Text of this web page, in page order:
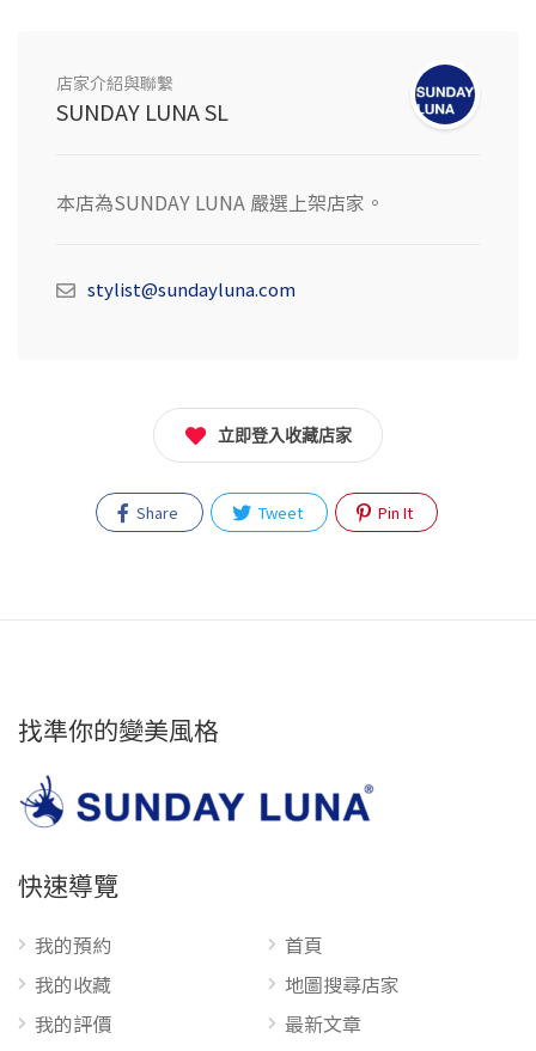
店家介紹與聯繫
SUNDAY LUNA SL
本店為SUNDAY LUNA 嚴選上架店家。
stylist@sundayluna.com
立即登入收藏店家
Share Tweet Pin It
找準你的變美風格
快速導覽
我的預約
我的收藏
我的評價
首頁
地圖搜尋店家
最新文章